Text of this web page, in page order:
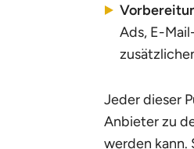
Ads, E-
Jeder dieser
Anbieter zu
werden kann.